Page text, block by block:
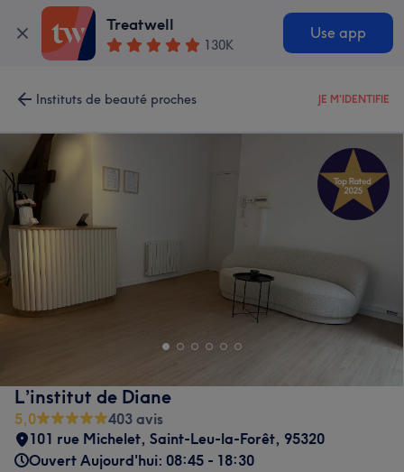
Treatwell
130K
Use app
Instituts de beauté proches JE M'IDENTIFIE
L’institut de Diane
5,0
403 avis
101 rue Michelet, Saint-Leu-la-Forêt, 95320
Ouvert Aujourd'hui: 08:45 - 18:30